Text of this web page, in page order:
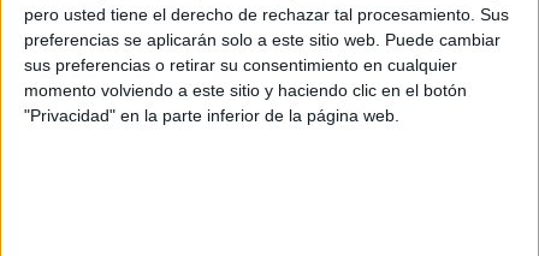
pero usted tiene el derecho de rechazar tal procesamiento. Sus
preferencias se aplicarán solo a este sitio web. Puede cambiar
sus preferencias o retirar su consentimiento en cualquier
momento volviendo a este sitio y haciendo clic en el botón
"Privacidad" en la parte inferior de la página web.